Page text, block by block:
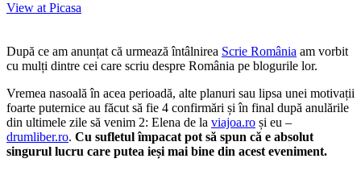
View at Picasa
După ce am anunțat că urmează întâlnirea Scrie România am vorbit
cu mulți dintre cei care scriu despre România pe blogurile lor.
Vremea nasoală în acea perioadă, alte planuri sau lipsa unei motivații
foarte puternice au făcut să fie 4 confirmări și în final după anulările
din ultimele zile să venim 2: Elena de la viajoa.ro și eu –
drumliber.ro. Cu sufletul împacat pot să spun că e absolut
singurul lucru care putea ieși mai bine din acest eveniment.